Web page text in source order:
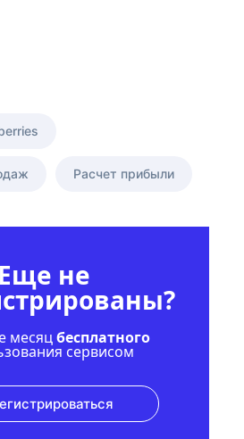
Расчет прибыли
Еще не
месяцбесплатного
сервисом